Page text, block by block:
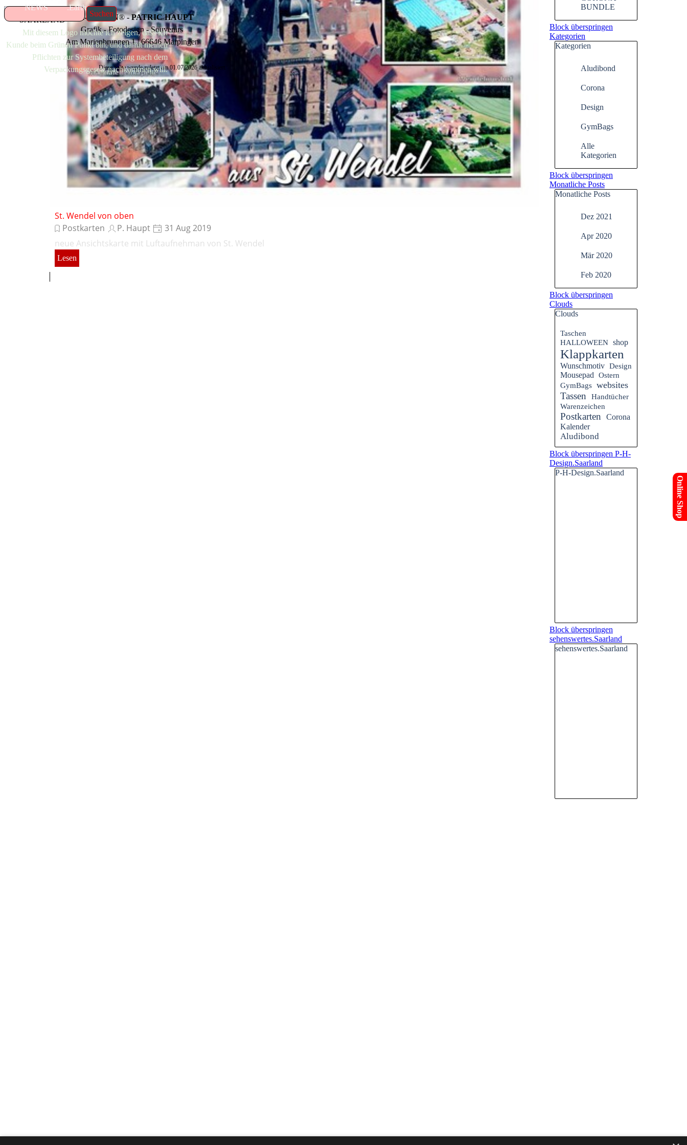
Online Shop
St. Wendel von oben
Postkarten
P. Haupt
31 Aug 2019
neue Ansichtskarte mit Luftaufnehman von St. Wendel
Lesen
BUNDLE
Block überspringen
Kategorien
Kategorien
Aludibond
Corona
Design
GymBags
Alle
Kategorien
Block überspringen
Monatliche Posts
Monatliche Posts
Dez 2021
Apr 2020
Mär 2020
Feb 2020
Block überspringen
Clouds
Clouds
Taschen
HALLOWEEN shop
Klappkarten
Wunschmotiv Design
Mousepad Ostern
GymBags websites
Tassen
Handtücher
Warenzeichen
Postkarten
Corona
Kalender
Aludibond
Block überspringen P-H-
Design.Saarland
P-H-Design.Saarland
Block überspringen
sehenswertes.Saarland
sehenswertes.Saarland
NEWS
.Earth
Suchen
P-H-DESIGN®- PATRIC HAUPT
Grafik - Fotodesign - Souvenirs
Am Marienbrunnen 1 | 66646 Marpingen
Mit diesem Logo möchte ich zeigen, dass ich
Kunde beim Grünen Punkt bin, und damit meinen
Pflichten zur Systembeteiligung nach dem
Verpackungsgesetz nachkommen will.
Diese Seite wurde zuletzt am01.07.2026 aktualisiert.